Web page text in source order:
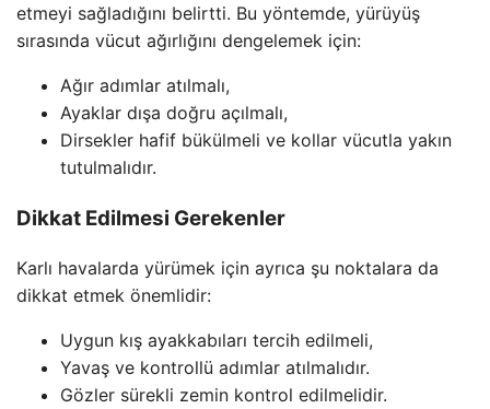
etmeyi sağladığını belirtti. Bu yöntemde, yürüyüş
sırasında vücut ağırlığını dengelemek için:
Ağır adımlar atılmalı,
Ayaklar dışa doğru açılmalı,
Dirsekler hafif bükülmeli ve kollar vücutla yakın
tutulmalıdır.
Dikkat Edilmesi Gerekenler
Karlı havalarda yürümek için ayrıca şu noktalara da
dikkat etmek önemlidir:
Uygun kış ayakkabıları tercih edilmeli,
Yavaş ve kontrollü adımlar atılmalıdır.
Gözler sürekli zemin kontrol edilmelidir.